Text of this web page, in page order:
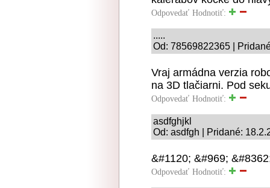
Odpovedať Hodnotiť:
.....
Od: 78569822365 |
Vraj armádna verzia
na 3D tlačiarni. Pod
Odpovedať Hodnotiť:
asdfghjkl
Od: asdfgh | Pridané:
&#1120; &#969;
Odpovedať Hodnotiť: